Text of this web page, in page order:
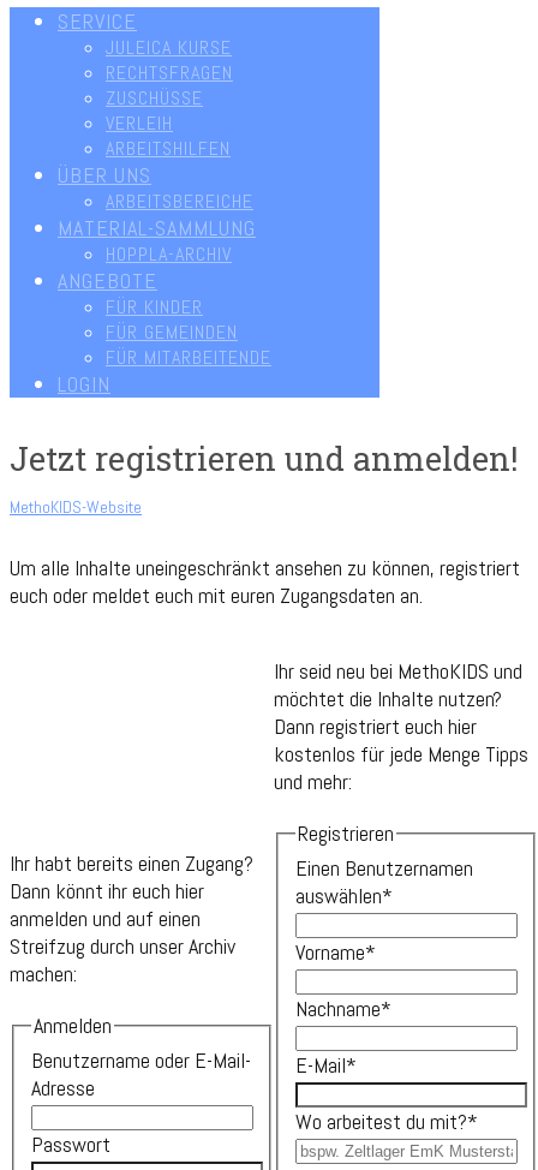
SERVICE
JULEICA KURSE
RECHTSFRAGEN
ZUSCHÜSSE
VERLEIH
ARBEITSHILFEN
ÜBER UNS
ARBEITSBEREICHE
MATERIAL-SAMMLUNG
HOPPLA-ARCHIV
ANGEBOTE
FÜR KINDER
FÜR GEMEINDEN
FÜR MITARBEITENDE
LOGIN
Jetzt registrieren und anmelden!
MethoKIDS-Website
Um alle Inhalte uneingeschränkt ansehen zu können, registriert
euch oder meldet euch mit euren Zugangsdaten an.
Ihr habt bereits einen Zugang?
Dann könnt ihr euch hier
anmelden und auf einen
Streifzug durch unser Archiv
machen:
Anmelden
Benutzername oder E-Mail-
Adresse
Passwort
Ihr seid neu bei MethoKIDS und
möchtet die Inhalte nutzen?
Dann registriert euch hier
kostenlos für jede Menge Tipps
und mehr:
Registrieren
Einen Benutzernamen
auswählen*
Vorname*
Nachname*
E-Mail*
Wo arbeitest du mit?*